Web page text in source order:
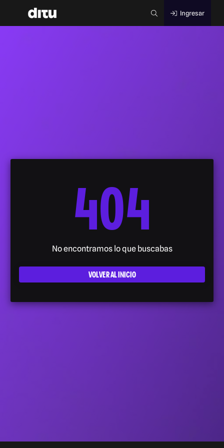
Ingresar
404
No encontramos lo que buscabas
VOLVER AL INICIO